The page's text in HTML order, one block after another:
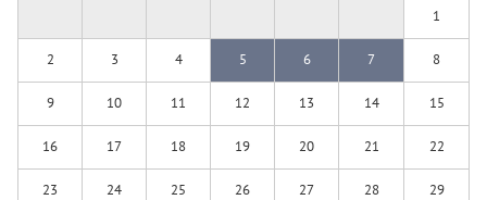
1
2 3 4 5 6 7 8
9 10 11 12 13 14 15
16 17 18 19 20 21 22
23 24 25 26 27 28 29